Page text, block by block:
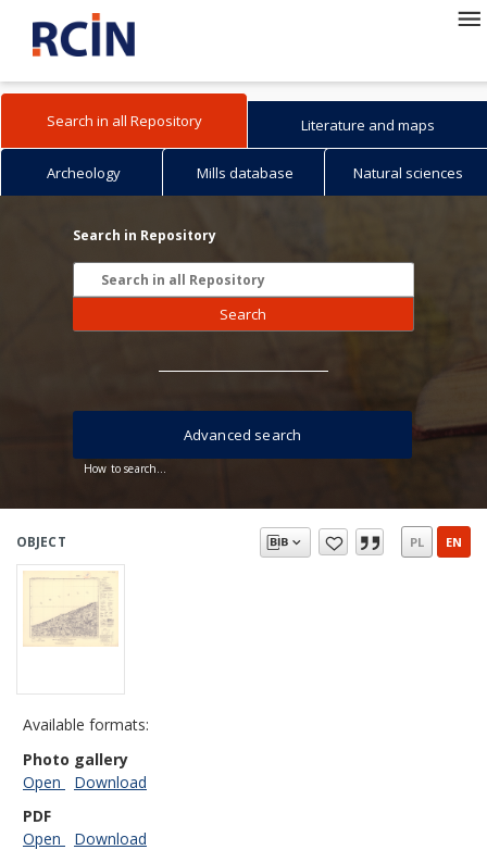
Search in all Repository Literature and maps
Archeology Mills database Natural sciences
Search in Repository
Search
How to search...
Advanced search
OBJECT PL EN
Available formats:
Photo gallery
Open
Download
PDF
Open
Download